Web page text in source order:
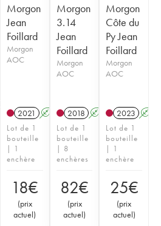
Morgon
Jean
Foillard
Morgon
AOC
2021 A K
Lot de 1
bouteille
| 1
enchère
18€
(prix
actuel)
Morgon
3.14
Jean
Foillard
Morgon
AOC
2018 A K
Lot de 1
bouteille
| 8
enchères
82€
(prix
actuel)
Morgon
Côte du
Py Jean
Foillard
Morgon
AOC
2023 A
Lot de 1
bouteille
| 1
enchère
25€
(prix
actuel)